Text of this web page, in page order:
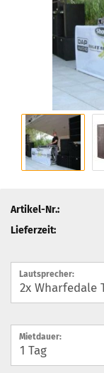
Artikel-Nr.:
Lieferzeit:
Lautsprecher:
Mietdauer: